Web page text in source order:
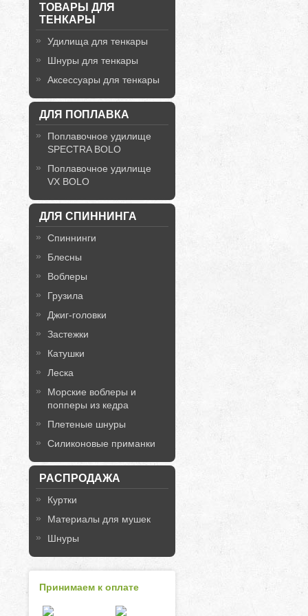
ТОВАРЫ ДЛЯ
ТЕНКАРЫ
Удилища для тенкары
Шнуры для тенкары
Аксессуары для тенкары
ДЛЯ ПОПЛАВКА
Поплавочное удилище
SPECTRA BOLO
Поплавочное удилище
VX BOLO
ДЛЯ СПИННИНГА
Спиннинги
Блесны
Воблеры
Грузила
Джиг-головки
Застежки
Катушки
Леска
Морские воблеры и
попперы из кедра
Плетеные шнуры
Силиконовые приманки
РАСПРОДАЖА
Куртки
Материалы для мушек
Шнуры
Принимаем к оплате